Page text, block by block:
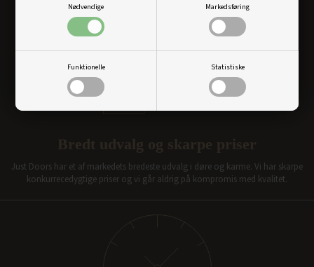
Nødvendige Markedsføring
Funktionelle Statistiske
Just Doors har et af markedets bredeste udvalg i døre og karme. Vi har skarpe
konkurrecedygtige priser og vi går aldrig på kompromis med kvalitet.